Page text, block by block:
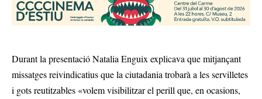
Durant la presentació Natalia Enguix explicava que mitjançant
missatges reivindicatius que la ciutadania trobarà a les servilletes
i gots reutitzables «volem visibilitzar el perill que, en ocasions,